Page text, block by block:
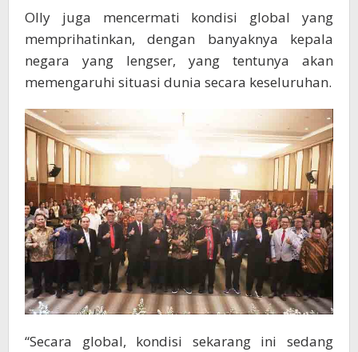
Olly juga mencermati kondisi global yang
memprihatinkan, dengan banyaknya kepala
negara yang lengser, yang tentunya akan
memengaruhi situasi dunia secara keseluruhan.
“Secara global, kondisi sekarang ini sedang